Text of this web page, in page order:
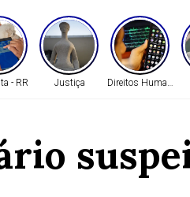
- RR Justiça Direitos Humanos